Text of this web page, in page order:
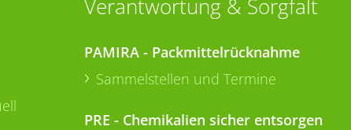
Verantwortung & Sorgfalt
PAMIRA - Packmittelrücknahme
Sammelstellen und Termine
PRE - Chemikalien sicher entsorgen